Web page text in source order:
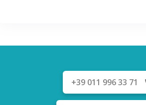
+39 011 996 33 71